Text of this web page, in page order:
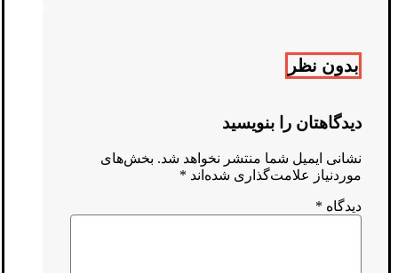
بدون نظر
دیدگاهتان را بنویسید
نشانی ایمیل شما منتشر نخواهد شد. بخش‌های
موردنیاز علامت‌گذاری شده‌اند *
دیدگاه *